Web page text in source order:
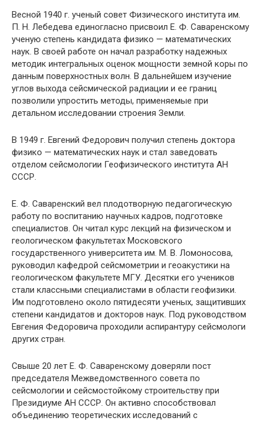
Весной 1940 г. ученый совет Физического института им.
П. Н. Лебедева единогласно присвоил Е. Ф. Саваренскому
ученую степень кандидата физико — математических
наук. В своей работе он начал разработку надежных
методик интегральных оценок мощности земной коры по
данным поверхностных волн. В дальнейшем изучение
углов выхода сейсмической радиации и ее границ
позволили упростить методы, применяемые при
детальном исследовании строения Земли.
В 1949 г. Евгений Федорович получил степень доктора
физико — математических наук и стал заведовать
отделом сейсмологии Геофизического института АН
СССР.
Е. Ф. Саваренский вел плодотворную педагогическую
работу по воспитанию научных кадров, подготовке
специалистов. Он читал курс лекций на физическом и
геологическом факультетах Московского
государственного университета им. М. В. Ломоносова,
руководил кафедрой сейсмометрии и геоакустики на
геологическом факультете МГУ. Десятки его учеников
стали классными специалистами в области геофизики.
Им подготовлено около пятидесяти ученых, защитивших
степени кандидатов и докторов наук. Под руководством
Евгения Федоровича проходили аспирантуру сейсмологи
других стран.
Свыше 20 лет Е. Ф. Саваренскому доверяли пост
председателя Межведомственного совета по
сейсмологии и сейсмостойкому строительству при
Президиуме АН СССР. Он активно способствовал
объединению теоретических исследований с